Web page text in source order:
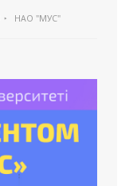
НАО "МУС"